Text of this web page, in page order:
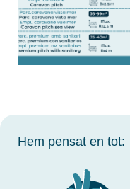
Hem pensat en tot: